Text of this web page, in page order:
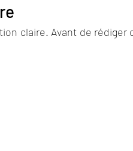
claire. Avant de